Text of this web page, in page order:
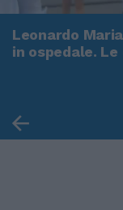
Leonardo
in ospedale.